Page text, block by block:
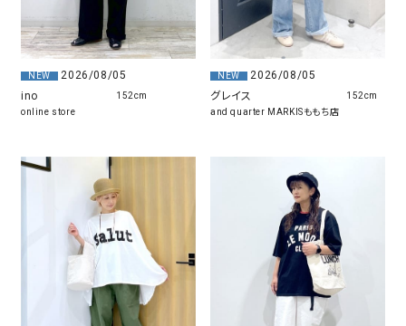
NEW
2026/08/05
ino
online store
152cm
NEW
2026/08/05
グレイス
and quarter MARKISももち店
152cm